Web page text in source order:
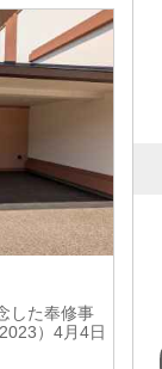
した奉修事
）4月4日